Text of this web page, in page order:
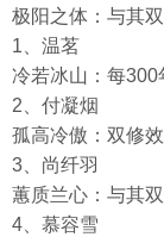
极阳之体：与其
1、温茗
冷若冰山：每
2、付凝烟
孤高冷傲：双修
3、尚纤羽
蕙质兰心：与其
4、慕容雪